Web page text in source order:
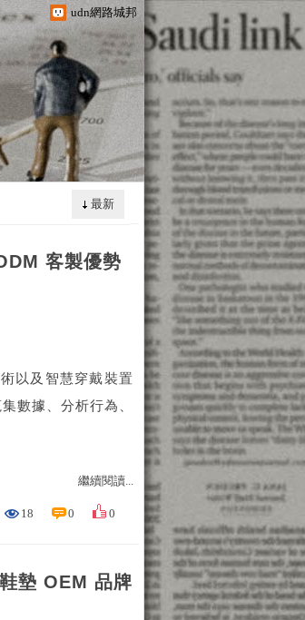
udn網路城邦
最新
客製優勢
以及智慧穿戴裝置
數據、分析行為、
繼續閱讀...
18 0 0
墊 OEM 品牌